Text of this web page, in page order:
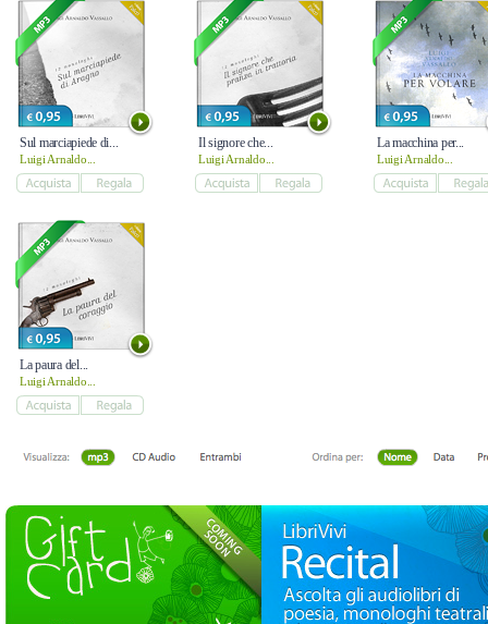
Sul marciapiede di...
Luigi Arnaldo...
Il signore che...
Luigi Arnaldo...
La macchina per...
Luigi Arnaldo...
La paura del...
Luigi Arnaldo...